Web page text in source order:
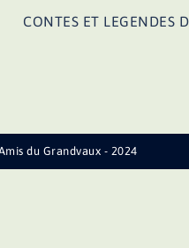
CONTES ET LEGENDES
du Grandvaux - 2024